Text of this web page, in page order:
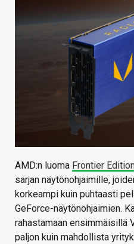
AMD:n luoma Frontier
sarjan näytönohjaimille,
korkeampi kuin puhtaasti
GeForce-näytönohjaimien.
rahastamaan ensimmäisillä
paljon kuin mahdollista